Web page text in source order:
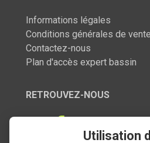
Informations légales
Conditions générales de vente
Contactez-nous
Plan d'accès expert bassin
RETROUVEZ-NOUS
Utilisation